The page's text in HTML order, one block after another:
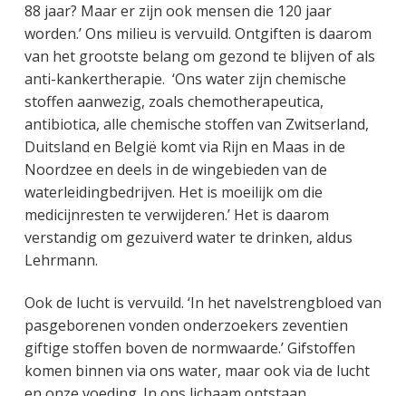
88 jaar? Maar er zijn ook mensen die 120 jaar
worden.’ Ons milieu is vervuild. Ontgiften is daarom
van het grootste belang om gezond te blijven of als
anti-kankertherapie. ‘Ons water zijn chemische
stoffen aanwezig, zoals chemotherapeutica,
antibiotica, alle chemische stoffen van Zwitserland,
Duitsland en België komt via Rijn en Maas in de
Noordzee en deels in de wingebieden van de
waterleidingbedrijven. Het is moeilijk om die
medicijnresten te verwijderen.’ Het is daarom
verstandig om gezuiverd water te drinken, aldus
Lehrmann.
Ook de lucht is vervuild. ‘In het navelstrengbloed van
pasgeborenen vonden onderzoekers zeventien
giftige stoffen boven de normwaarde.’ Gifstoffen
komen binnen via ons water, maar ook via de lucht